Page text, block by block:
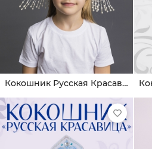
Кокошник Русская Красавица